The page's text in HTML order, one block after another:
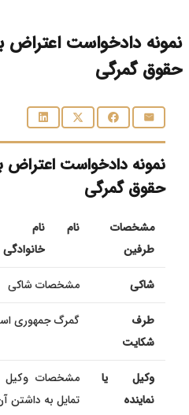
نمونه دادخواست اعتراض
حقوق گمرگی
نمونه دادخواست اعتراض
حقوق گمرگی
مشخصات
طرفین
نام
نام
خانوادگی
شاکی مشخصات شاکی
طرف
شکایت
گمرگ جمهوری
وکیل یا
نماینده
مشخصات وكیل
تمایل به داشتن